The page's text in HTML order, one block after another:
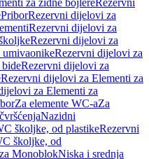
za zidne bojlereRezervni
PriborRezervni dijelovi za
Rezervni dijelovi za
Rezervni dijelovi za
umivaonikeRezervni dijelovi za
bideRezervni dijelovi za
Rezervni dijelovi za Elementi za
za Elementi za
Za elemente WC-aZa
Nazidni
školjke, od plastikeRezervni
školjke, od
MonoblokNiska i srednja